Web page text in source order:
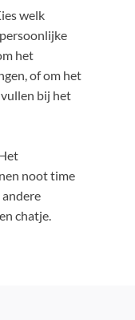
welk
het
of om het
bij het
noot time
andere
chatje.